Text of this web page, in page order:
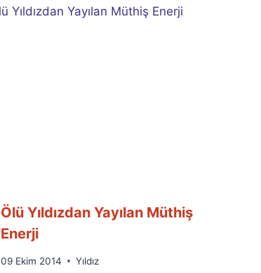
Ölü Yıldızdan Yayılan Müthiş
Enerji
By
09 Ekim 2014 Yıldız